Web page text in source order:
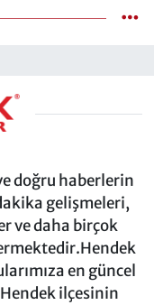
doğru haberlerin
gelişmeleri,
ve daha birçok
en güncel
ilçesinin